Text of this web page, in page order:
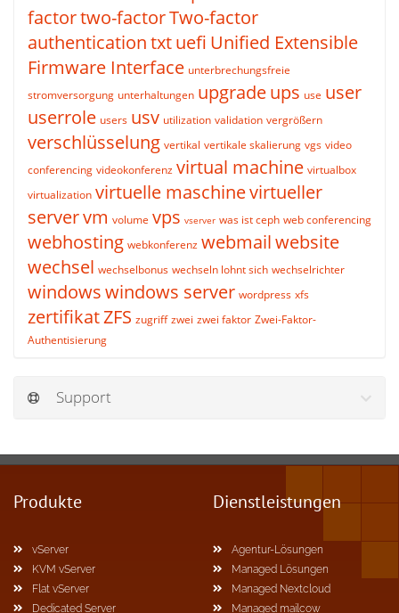
factortwo-factorTwo-factor
authenticationtxtuefi Unified Extensible
Firmware Interface unterbrechungsfreie
stromversorgung unterhaltungen upgradeups use user
userrole users usv utilization validation vergrößern
verschlüsselung vertikal vertikale skalierung vgs video
conferencing videokonferenz virtual machine virtualbox
virtualization virtuelle maschinevirtueller
servervm volume vps vserver was ist ceph web conferencing
webhosting webkonferenz webmailwebsite
wechsel wechselbonus wechseln lohnt sich wechselrichter
windowswindows server wordpress xfs
zertifikatZFS zugriff zwei zwei faktor Zwei-Faktor-
Authentisierung
Support
Produkte
vServer
KVM vServer
Flat vServer
Dedicated Server
Dienstleistungen
Agentur-Lösungen
Managed Lösungen
Managed Nextcloud
Managed mailcow